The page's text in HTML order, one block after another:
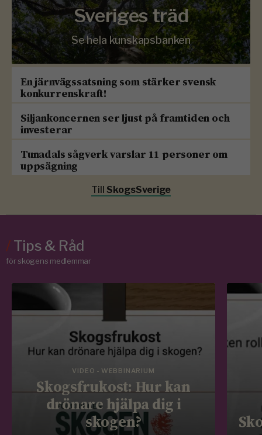
Sveriges träd
Se hela kunskapsbanken
En järnvägssatsning som stärker svensk
konkurrenskraft!
Siljankoncernen ser ljust på framtiden och
investerar
Tunadals sågverk varslar 11 personer om
uppsägning
Till SkogsSverige
/Tips & Råd
för skogens medlemmar
VIDEO - WEBBINARIUM
Skogsfrukost: Hur kan
drönare hjälpa dig i
skogen?